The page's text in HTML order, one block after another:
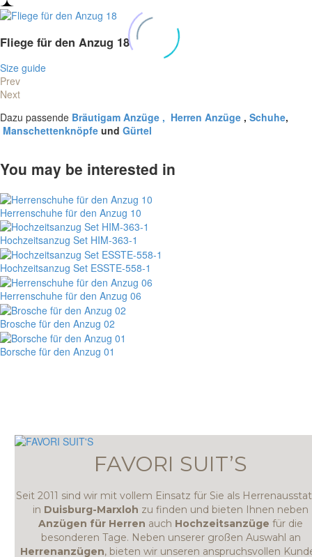
Fliege für den Anzug 18
Size guide
Prev
Next
Dazu passende Bräutigam Anzüge , Herren Anzüge , Schuhe,
Manschettenknöpfe und Gürtel
You may be interested in
Herrenschuhe für den Anzug 10
Hochzeitsanzug Set HIM-363-1
Hochzeitsanzug Set ESSTE-558-1
Herrenschuhe für den Anzug 06
Brosche für den Anzug 02
Borsche für den Anzug 01
FAVORI SUIT’S
Seit 2011 sind wir mit vollem Einsatz für Sie als
in Duisburg-Marxloh zu finden und bieten Ihnen neben
Anzügen für Herren auch Hochzeitsanzüge für die
besonderen Tage. Neben unserer großen Auswahl an
Herrenanzügen, bieten wir unseren anspruchsvollen